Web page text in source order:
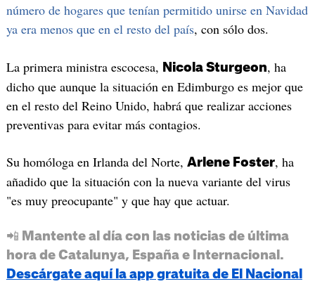
número de hogares que tenían permitido unirse en Navidad
ya era menos que en el resto del país, con sólo dos.
La primera ministra escocesa, Nicola Sturgeon, ha
dicho que aunque la situación en Edimburgo es mejor que
en el resto del Reino Unido, habrá que realizar acciones
preventivas para evitar más contagios.
Su homóloga en Irlanda del Norte, Arlene Foster, ha
añadido que la situación con la nueva variante del virus
"es muy preocupante" y que hay que actuar.
📲 Mantente al día con las noticias de última
hora de Catalunya, España e Internacional.
Descárgate aquí la app gratuita de El Nacional